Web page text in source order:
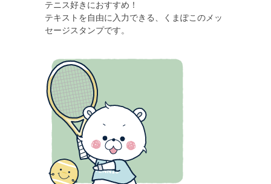
テニス好きにおすすめ！
テキストを自由に入力できる、くまぽこのメッ
セージスタンプです。